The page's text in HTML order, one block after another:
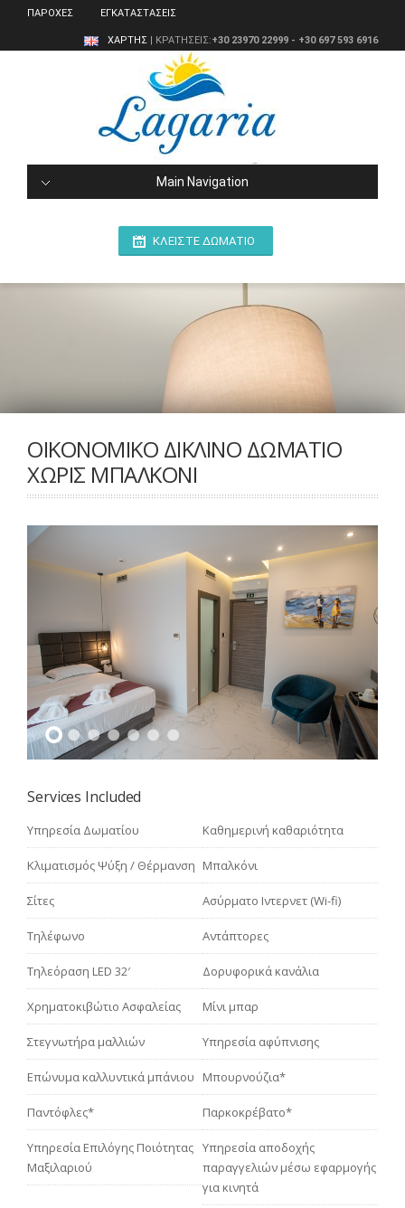
ΠΑΡΟΧΕΣ ΕΓΚΑΤΑΣΤΑΣΕΙΣ
ΧΑΡΤΗΣ | ΚΡΑΤΗΣΕΙΣ:+30 23970 22999 - +30 697 593 6916
Main Navigation
ΚΛΕΙΣΤΕ ΔΩΜΑΤΙΟ
ΟΙΚΟΝΟΜΙΚΟ ΔΙΚΛΙΝΟ ΔΩΜΑΤΙΟ
ΧΩΡΙΣ ΜΠΑΛΚΟΝΙ
Services Included
Υπηρεσία Δωματίου Καθημερινή καθαριότητα
Κλιματισμός Ψύξη / Θέρμανση Μπαλκόνι
Σίτες Ασύρματο Ιντερνετ (Wi-fi)
Τηλέφωνο Αντάπτορες
Τηλεόραση LED 32′ Δορυφορικά κανάλια
Χρηματοκιβώτιο Ασφαλείας Μίνι μπαρ
Στεγνωτήρα μαλλιών Υπηρεσία αφύπνισης
Επώνυμα καλλυντικά μπάνιου Μπουρνούζια*
Παντόφλες* Παρκοκρέβατο*
Υπηρεσία Επιλόγης Ποιότητας
Μαξιλαριού
Yπηρεσία αποδοχής
παραγγελιών μέσω εφαρμογής
για κινητά